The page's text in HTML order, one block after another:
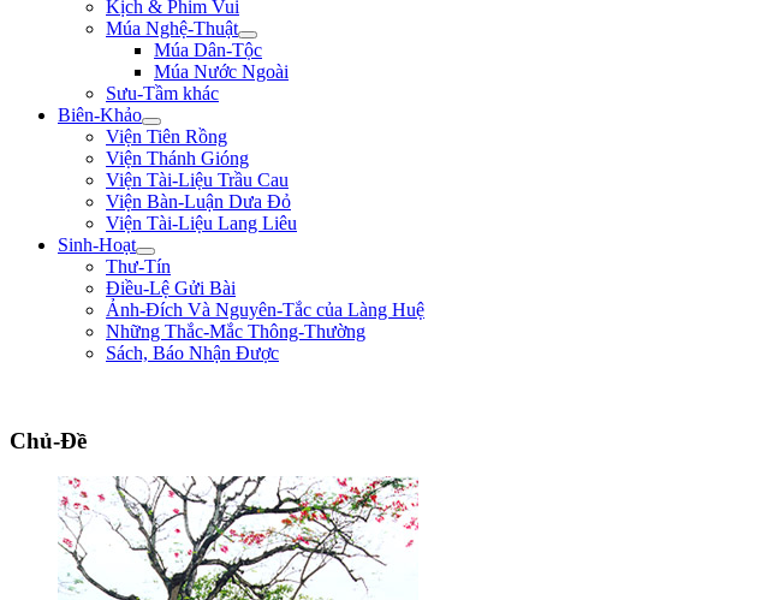
Kịch & Phim Vui
Múa Nghệ-Thuật
Múa Dân-Tộc
Múa Nước Ngoài
Sưu-Tầm khác
Biên-Khảo
Viện Tiên Rồng
Viện Thánh Gióng
Viện Tài-Liệu Trầu Cau
Viện Bàn-Luận Dưa Đỏ
Viện Tài-Liệu Lang Liêu
Sinh-Hoạt
Thư-Tín
Điều-Lệ Gửi Bài
Ảnh-Đích Và Nguyên-Tắc của Làng Huệ
Những Thắc-Mắc Thông-Thường
Sách, Báo Nhận Được
Chủ-Đề